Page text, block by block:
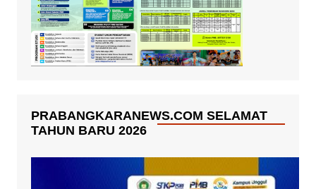
PRABANGKARANEWS.COM SELAMAT
TAHUN BARU 2026